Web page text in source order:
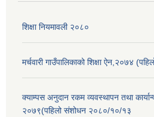
शिक्षा नियमावली २०८०
मर्चवारी गाउँपालिकाको शिक्षा ऐन,२०७४
क्याम्पस अनुदान रकम व्यवस्थापन तथा
२०७९(पहिलो संशोधन २०८०/१०/१३